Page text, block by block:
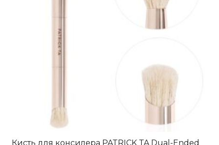
Кисть для консилера PATRICK TA Dual-Ended